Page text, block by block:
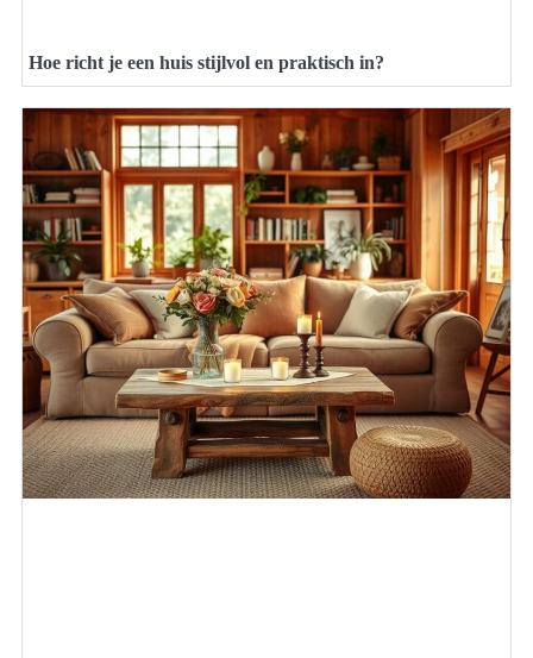
Hoe richt je een huis stijlvol en praktisch in?